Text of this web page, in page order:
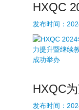
HXQC
发布时间：
HXQC
发布时间：